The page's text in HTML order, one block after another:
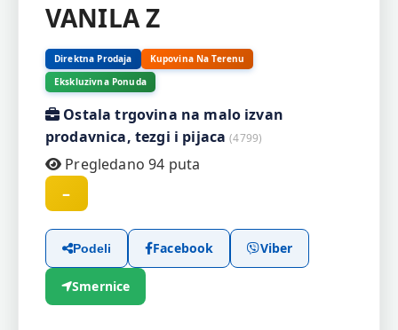
VANILA Z
Direktna Prodaja
Kupovina Na Terenu
Ekskluzivna Ponuda
Ostala trgovina na malo izvan
prodavnica, tezgi i pijaca(4799)
Pregledano 94 puta
–
Podeli Facebook Viber
Smernice